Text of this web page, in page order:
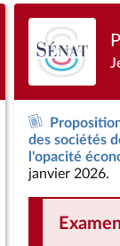
des sociétés
l'opacité
janvier 2026.